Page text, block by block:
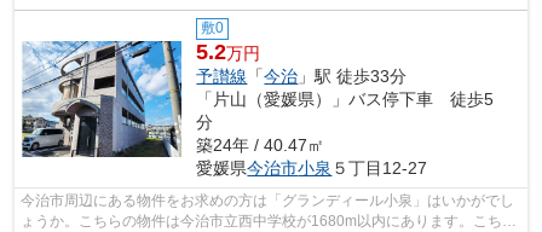
敷0
5.2万円
予讃線 「今治 」駅 徒歩33分
「片山（愛媛県）」バス停下車 徒歩5
分
築24年 / 40.47㎡
愛媛県今治市小泉 ５丁目12-27
今治市周辺にある物件をお求めの方は「グランディール小泉」はいかがでし
ょうか。こちらの物件は今治市立西中学校が1680m以内にあります。こちら